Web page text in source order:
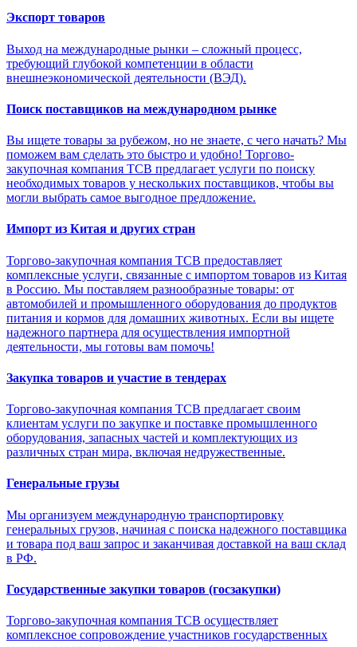
Экспорт товаров
Выход на международные рынки – сложный процесс,
требующий глубокой компетенции в области
внешнеэкономической деятельности (ВЭД).
Поиск поставщиков на международном рынке
Вы ищете товары за рубежом, но не знаете, с чего начать? Мы
поможем вам сделать это быстро и удобно! Торгово-
закупочная компания ТСВ предлагает услуги по поиску
необходимых товаров у нескольких поставщиков, чтобы вы
могли выбрать самое выгодное предложение.
Импорт из Китая и других стран
Торгово-закупочная компания ТСВ предоставляет
комплексные услуги, связанные с импортом товаров из Китая
в Россию. Мы поставляем разнообразные товары: от
автомобилей и промышленного оборудования до продуктов
питания и кормов для домашних животных. Если вы ищете
надежного партнера для осуществления импортной
деятельности, мы готовы вам помочь!
Закупка товаров и участие в тендерах
Торгово-закупочная компания ТСВ предлагает своим
клиентам услуги по закупке и поставке промышленного
оборудования, запасных частей и комплектующих из
различных стран мира, включая недружественные.
Генеральные грузы
Мы организуем международную транспортировку
генеральных грузов, начиная с поиска надежного поставщика
и товара под ваш запрос и заканчивая доставкой на ваш склад
в РФ.
Государственные закупки товаров (госзакупки)
Торгово-закупочная компания ТСВ осуществляет
комплексное сопровождение участников государственных